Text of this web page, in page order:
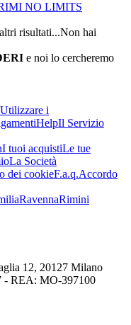
NO LIMITS
risultati...Non hai
e noi lo cercheremo
Utilizzare i
HelpIl Servizio
I tuoi acquistiLe tue
La Società
dei cookieF.a.q.Accordo
RavennaRimini
12, 20127 Milano
- REA: MO-397100